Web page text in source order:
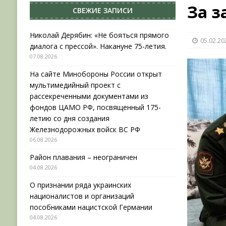
[ 04.08.2026 ] Район плавания – неограничен
[ 04.08.2026 ]
НОВОСТИ
[ 31.07.2026 ] АВГУСТ В ВОЕННОЙ ИСТОРИИ
[ 07.08.2026 ]
Николай Дерябин: «Не бояться
За
СВЕЖИЕ ЗАПИСИ
Николай Дерябин: «Не бояться прямого
диалога с прессой». Накануне 75-летия.
07.08.2026
На сайте Минобороны России открыт
мультимедийный проект с
рассекреченными документами из
фондов ЦАМО РФ, посвященный 175-
летию со дня создания
Железнодорожных войск ВС РФ
06.08.2026
Район плавания – неограничен
04.08.2026
О признании ряда украинских
националистов и организаций
пособниками нацистской Германии
04.08.2026